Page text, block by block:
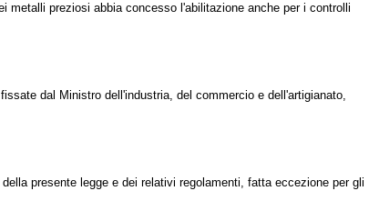
preziosi abbia concesso l'abilitazione anche per i controlli
dal Ministro dell'industria, del commercio e dell'artigianato,
presente legge e dei relativi regolamenti, fatta eccezione per gli